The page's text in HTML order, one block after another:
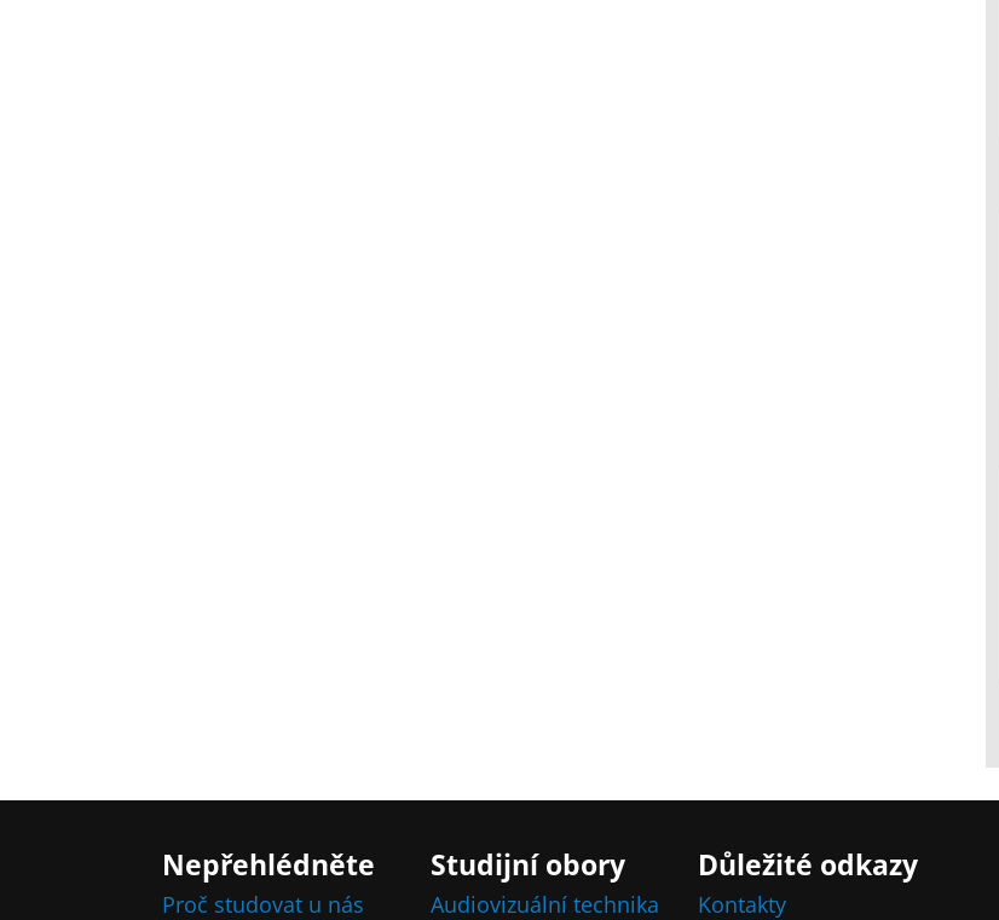
Nepřehlédněte
Proč studovat u nás
Studijní obory
Audiovizuální technika
Důležité odkazy
Kontakty